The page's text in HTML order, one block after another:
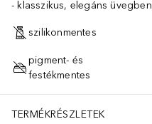
klasszikus, elegáns üvegben
szilikonmentes
pigment- és
festékmentes
TERMÉKRÉSZLETEK